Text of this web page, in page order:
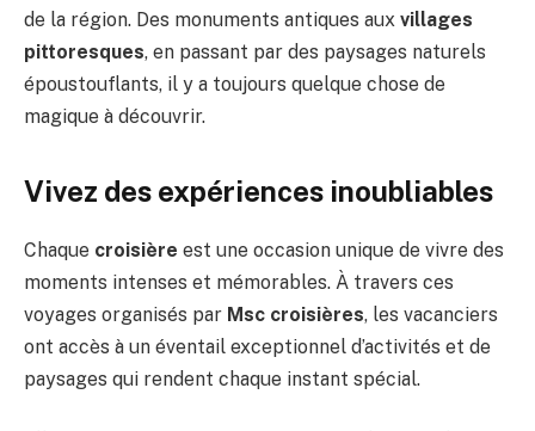
de la région. Des monuments antiques aux villages
pittoresques, en passant par des paysages naturels
époustouflants, il y a toujours quelque chose de
magique à découvrir.
Vivez des expériences inoubliables
Chaque croisière est une occasion unique de vivre des
moments intenses et mémorables. À travers ces
voyages organisés par Msc croisières, les vacanciers
ont accès à un éventail exceptionnel d’activités et de
paysages qui rendent chaque instant spécial.